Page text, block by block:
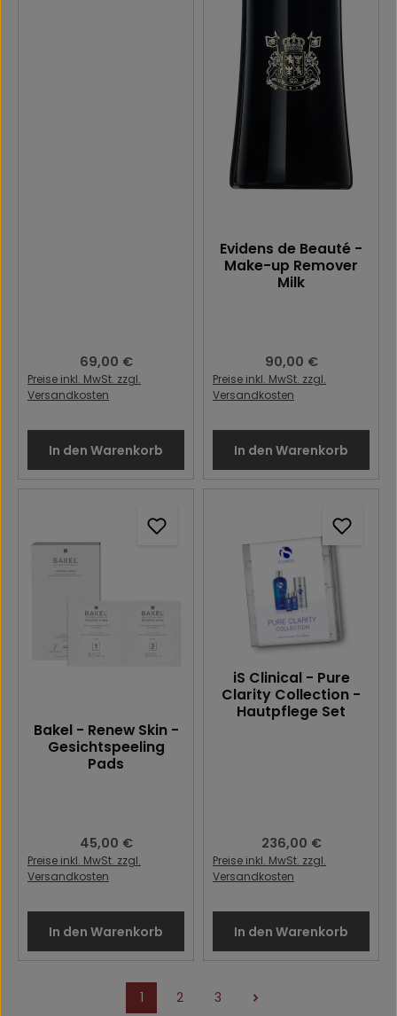
Regulärer Preis:
69,00 €
Preise inkl. MwSt. zzgl.
Versandkosten
In den Warenkorb
Evidens de Beauté -
Make-up Remover
Milk
Regulärer Preis:
90,00 €
Preise inkl. MwSt. zzgl.
Versandkosten
In den Warenkorb
Bakel - Renew Skin -
Gesichtspeeling
Pads
Regulärer Preis:
45,00 €
Preise inkl. MwSt. zzgl.
Versandkosten
In den Warenkorb
iS Clinical - Pure
Clarity Collection -
Hautpflege Set
Regulärer Preis:
236,00 €
Preise inkl. MwSt. zzgl.
Versandkosten
In den Warenkorb
Seite
1 Seite
2 Seite
3